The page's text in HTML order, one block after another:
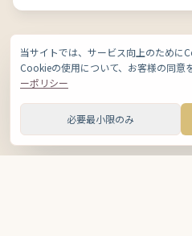
当サイトでは、サービス向上のために
Cookieの使用について、お客様の同意
ーポリシー
必要最小限のみ